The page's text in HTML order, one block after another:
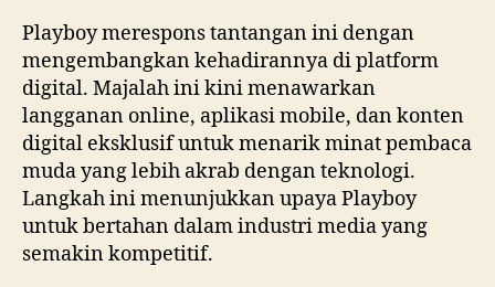
Playboy merespons tantangan ini dengan
mengembangkan kehadirannya di platform
digital. Majalah ini kini menawarkan
langganan online, aplikasi mobile, dan konten
digital eksklusif untuk menarik minat pembaca
muda yang lebih akrab dengan teknologi.
Langkah ini menunjukkan upaya Playboy
untuk bertahan dalam industri media yang
semakin kompetitif.